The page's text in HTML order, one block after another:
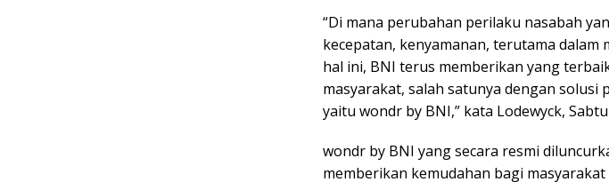
“Di mana perubahan perilaku nasabah
kecepatan, kenyamanan, terutama
hal ini, BNI terus memberikan yang
masyarakat, salah satunya dengan solusi
yaitu wondr by BNI,” kata Lodewyck,
wondr by BNI yang secara resmi
memberikan kemudahan bagi